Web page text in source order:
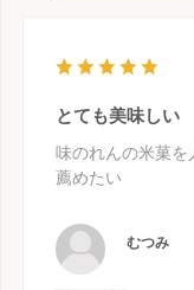
とても美味しい
味のれんの米菓を
薦めたい
むつみ